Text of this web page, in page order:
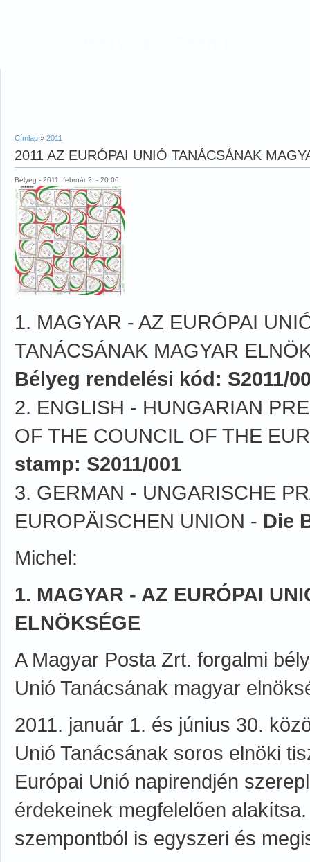
Címlap » 2011
2011 AZ EURÓPAI UNIÓ TANÁCSÁNAK
Bélyeg - 2011. február 2. - 20:06
1. MAGYAR - AZ EURÓPAI
TANÁCSÁNAK MAGYAR
Bélyeg rendelési kód: S2011/
2. ENGLISH - HUNGARIAN
OF THE COUNCIL OF THE
stamp: S2011/001
3. GERMAN - UNGARISCHE
EUROPÄISCHEN UNION - Die
Michel:
1. MAGYAR - AZ EURÓPAI
ELNÖKSÉGE
A Magyar Posta Zrt. forgalmi
Unió Tanácsának magyar
2011. január 1. és június 30.
Unió Tanácsának soros elnöki
Európai Unió napirendjén
érdekeinek megfelelően
szempontból is egyszeri és